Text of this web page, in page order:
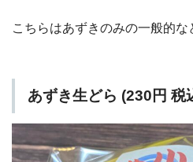
こちらはあずきのみの一般的な
あずき生どら (230円 税